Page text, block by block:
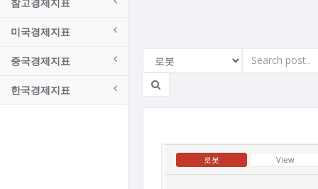
미국경제지표
중국경제지표
한국경제지표
로봇 View